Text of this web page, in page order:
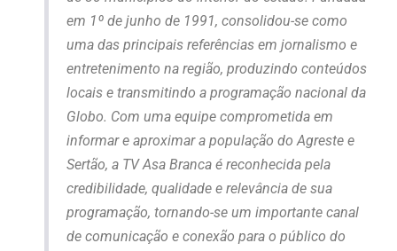
em 1º de junho de 1991, consolidou-se como
uma das principais referências em jornalismo e
entretenimento na região, produzindo conteúdos
locais e transmitindo a programação nacional da
Globo. Com uma equipe comprometida em
informar e aproximar a população do Agreste e
Sertão, a TV Asa Branca é reconhecida pela
credibilidade, qualidade e relevância de sua
programação, tornando-se um importante canal
de comunicação e conexão para o público do